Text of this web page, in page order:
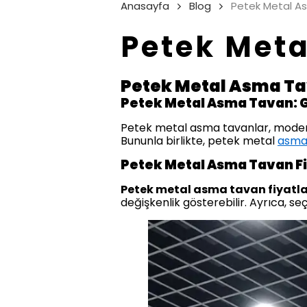
Anasayfa Blog Petek Metal
Petek
Petek Metal Asma
Petek Metal Asma Tavan:
Petek metal asma tavanlar,
Bununla birlikte, petek metal
Petek Metal Asma Tavan
Petek metal asma tavan
değişkenlik gösterebilir. Ayrıca,